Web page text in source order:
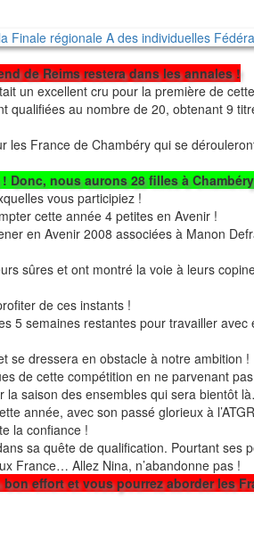
de Reims restera dans les annales !
un excellent cru pour la première de
qualifiées au nombre de 20, obtenant 9
les France de Chambéry qui se
Donc, nous aurons 28 filles à
vous participiez !
cette année 4 petites en Avenir !
en Avenir 2008 associées à Manon
sûres et ont montré la voie à leurs
de ces instants !
5 semaines restantes pour travailler avec
se dressera en obstacle à notre ambition !
de cette compétition en ne parvenant
la saison des ensembles qui sera bientôt
année, avec son passé glorieux à
la confiance !
sa quête de qualification. Pourtant ses
France… Allez Nina, n’abandonne pas !
bon effort et vous pourrez aborder les